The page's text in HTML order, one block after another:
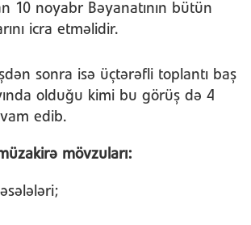
10 noyabr Bəyanatının bütün
icra etməlidir.
sonra isə üçtərəfli toplantı baş
olduğu kimi bu görüş də 4
edib.
mövzuları: